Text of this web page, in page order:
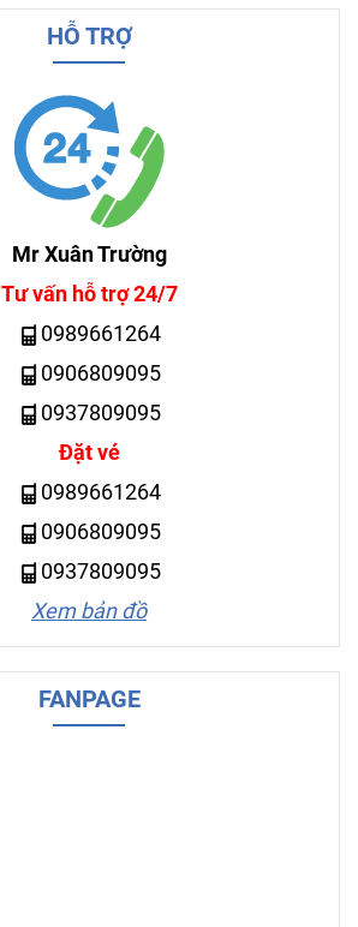
HỖ TRỢ
Mr Xuân Trường
Tư vấn hỗ trợ 24/7
0989661264
0906809095
0937809095
Đặt vé
0989661264
0906809095
0937809095
Xem bản đồ
FANPAGE